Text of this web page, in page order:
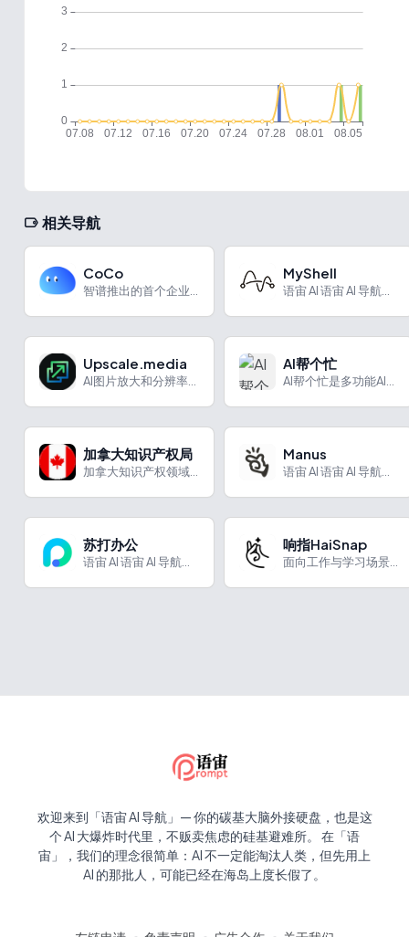
相关导航
CoCo MyShell
Upscale.media AI帮个忙
加拿大知识产权局 Manus
苏打办公 响指HaiSnap
欢迎来到「语宙 AI 导航」— 你的碳基大脑外接硬盘，也是这
个 AI 大爆炸时代里，不贩卖焦虑的硅基避难所。 在「语
宙」，我们的理念很简单：AI 不一定能淘汰人类，但先用上
AI 的那批人，可能已经在海岛上度长假了。